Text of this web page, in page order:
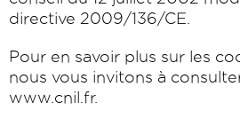
directive 2009/136/CE.
Pour en savoir plus sur les
nous vous invitons à
www.cnil.fr.